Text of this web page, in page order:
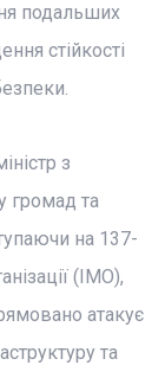
подальших
стійкості
з
громад та
на 137-
(IMO),
атакує
та